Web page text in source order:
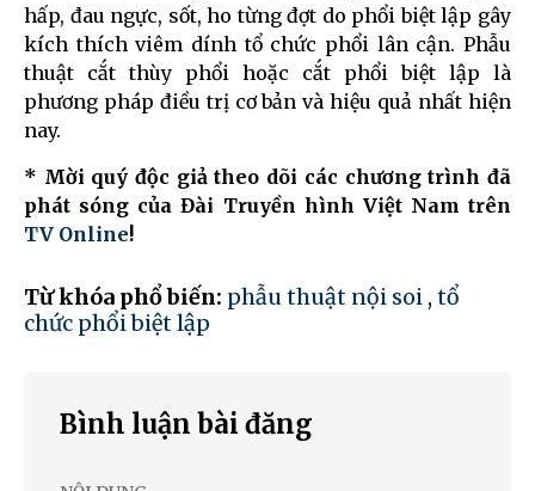
hấp, đau ngực, sốt, ho từng đợt do phổi biệt lập gây
kích thích viêm dính tổ chức phổi lân cận. Phẫu
thuật cắt thùy phổi hoặc cắt phổi biệt lập là
phương pháp điều trị cơ bản và hiệu quả nhất hiện
nay.
* Mời quý độc giả theo dõi các chương trình đã
phát sóng của Đài Truyền hình Việt Nam trên
TV Online!
Từ khóa phổ biến: phẫu thuật nội soi , tổ
chức phổi biệt lập
Bình luận bài đăng